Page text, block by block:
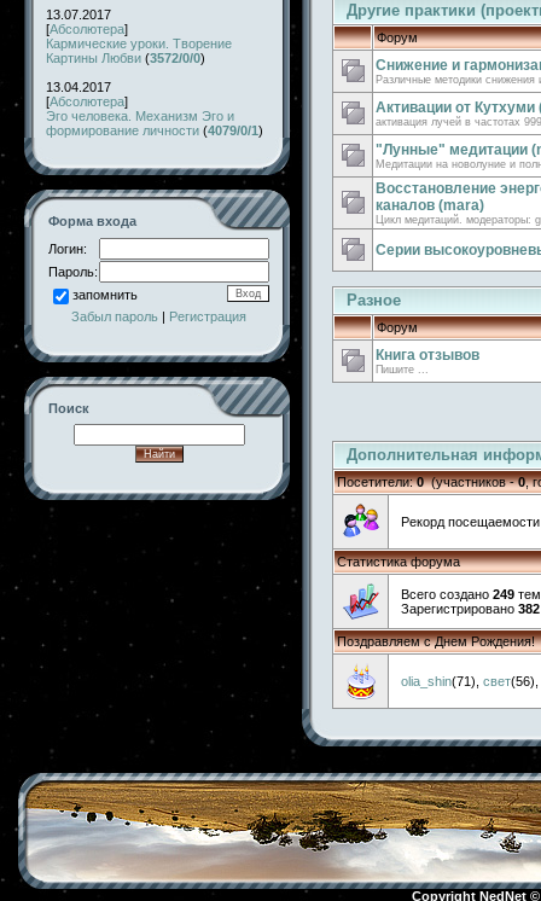
13.07.2017
[Абсолютера]
Кармические уроки. Творение
Картины Любви (3572/0/0)
13.04.2017
[Абсолютера]
Эго человека. Механизм Эго и
формирование личности (4079/0/1)
Форма входа
Логин:
Пароль:
запомнить
Забыл пароль | Регистрация
Поиск
Другие практики
Форум
Снижение и
Различные методики снижения
Активации от
активация лучей в частотах
"Лунные" медитации
Медитации на новолуние и
Восстановление
каналов (mara)
Цикл медитаций. модераторы:
Серии
Разное
Форум
Книга отзывов
Пишите ...
Дополнительная
Посетители:0(участников -0,
Рекорд
Статистика форума
Всего создано 249
Зарегистрировано 382
Поздравляем с Днем Рождения!
olia_shin(71) свет(56)
Copyright NedNet